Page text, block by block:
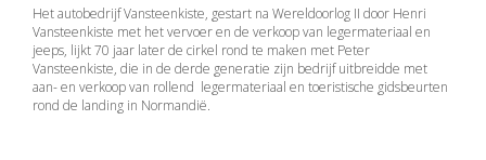
Het autobedrijf Vansteenkiste, gestart na Wereldoorlog II door Henri
Vansteenkiste met het vervoer en de verkoop van legermateriaal en
jeeps, lijkt 70 jaar later de cirkel rond te maken met Peter
Vansteenkiste, die in de derde generatie zijn bedrijf uitbreidde met
aan- en verkoop van rollend legermateriaal en toeristische gidsbeurten
rond de landing in Normandië.